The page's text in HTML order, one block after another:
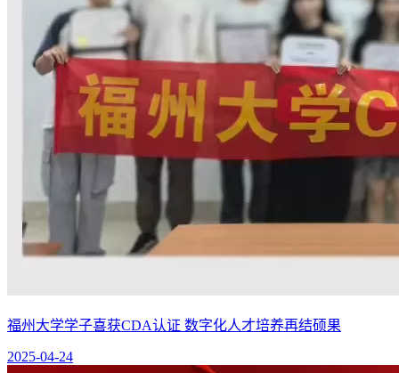
福州大学学子喜获CDA认证 数字化人才培养再结硕果
2025-04-24